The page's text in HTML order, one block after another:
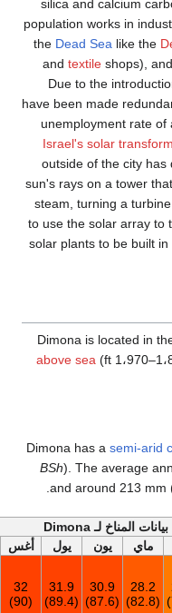
أكت نوف ديس السنة
27.5
(81.5)
22.3
(72.1)
16.8
(62.2)
24.6